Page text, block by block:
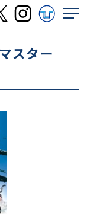
スター